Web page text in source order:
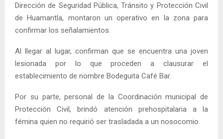
Dirección de Seguridad Pública, Tránsito y Protección Civil
de Huamantla, montaron un operativo en la zona para
confirmar los señalamientos.
Al llegar al lugar, confirman que se encuentra una joven
lesionada por lo que proceden a clausurar el
establecimiento de nombre Bodeguita Café Bar.
Por su parte, personal de la Coordinación municipal de
Protección Civil, brindó atención prehospitalaria a la
fémina quien no requirió ser trasladada a un nosocomio.